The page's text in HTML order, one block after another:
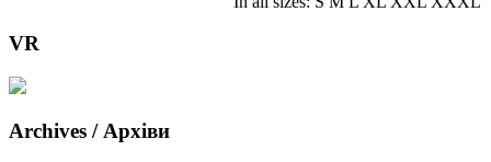
VR
Archives / Архіви